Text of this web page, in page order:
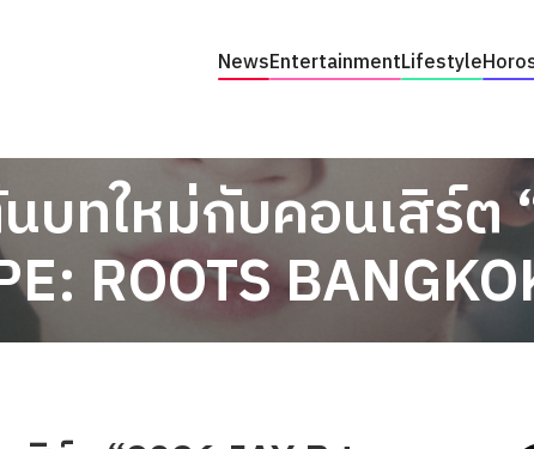
NewsEntertainmentLifestyle
บทใหม่กับคอนเสิร์ต
ROOTS